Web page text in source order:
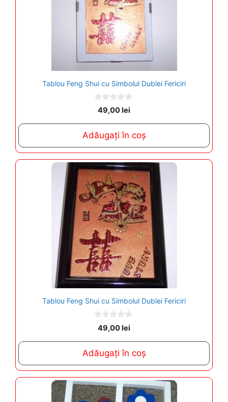
Tablou Feng Shui cu Simbolul Dublei Fericiri
o
o
5
49,00lei
Adăugați în coș
Tablou Feng Shui cu Simbolul Dublei Fericiri
o
o
5
49,00lei
Adăugați în coș